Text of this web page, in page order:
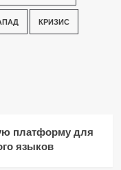
КРИЗИС
платформу для
языков